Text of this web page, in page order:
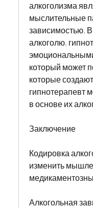
алкоголизма
мыслительные
зависимостью.
алкоголю,
который может
которые
гипнотерапевт
в основе их
Заключение
Кодировка
изменить
Алкогольная